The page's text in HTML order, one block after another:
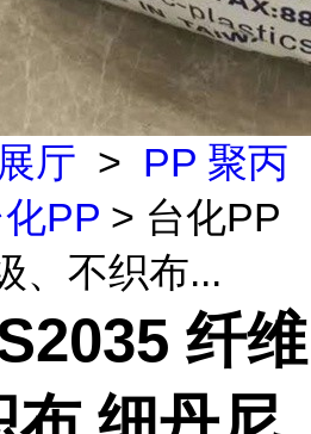
厅 > PP 聚丙
PP > 台化PP
、不织布...
纤维